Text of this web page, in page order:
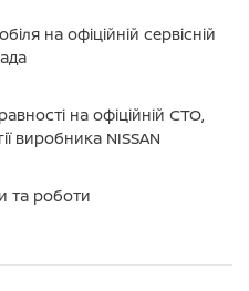
на офіційній сервісній
на офіційній СТО,
виробника NISSAN
та роботи